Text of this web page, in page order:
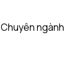
Chuyên ngành